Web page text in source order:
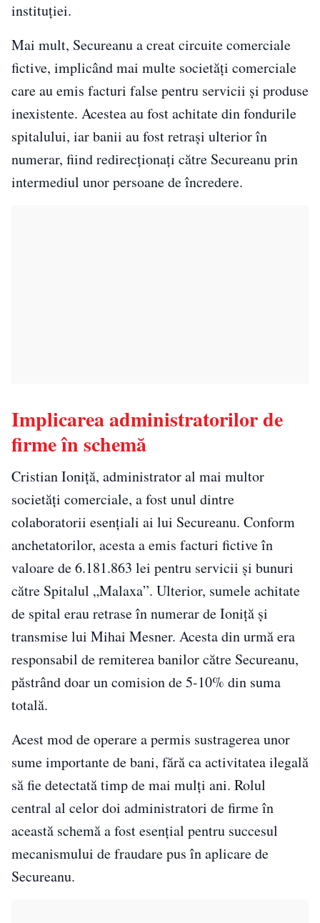
instituției.
Mai mult, Secureanu a creat circuite comerciale
fictive, implicând mai multe societăți comerciale
care au emis facturi false pentru servicii și produse
inexistente. Acestea au fost achitate din fondurile
spitalului, iar banii au fost retrași ulterior în
numerar, fiind redirecționați către Secureanu prin
intermediul unor persoane de încredere.
Implicarea administratorilor de
firme în schemă
Cristian Ioniță, administrator al mai multor
societăți comerciale, a fost unul dintre
colaboratorii esențiali ai lui Secureanu. Conform
anchetatorilor, acesta a emis facturi fictive în
valoare de 6.181.863 lei pentru servicii și bunuri
către Spitalul „Malaxa”. Ulterior, sumele achitate
de spital erau retrase în numerar de Ioniță și
transmise lui Mihai Mesner. Acesta din urmă era
responsabil de remiterea banilor către Secureanu,
păstrând doar un comision de 5-10% din suma
totală.
Acest mod de operare a permis sustragerea unor
sume importante de bani, fără ca activitatea ilegală
să fie detectată timp de mai mulți ani. Rolul
central al celor doi administratori de firme în
această schemă a fost esențial pentru succesul
mecanismului de fraudare pus în aplicare de
Secureanu.